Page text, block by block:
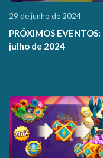
29 de junho de 2024
PRÓXIMOS EVENTOS:
julho de 2024